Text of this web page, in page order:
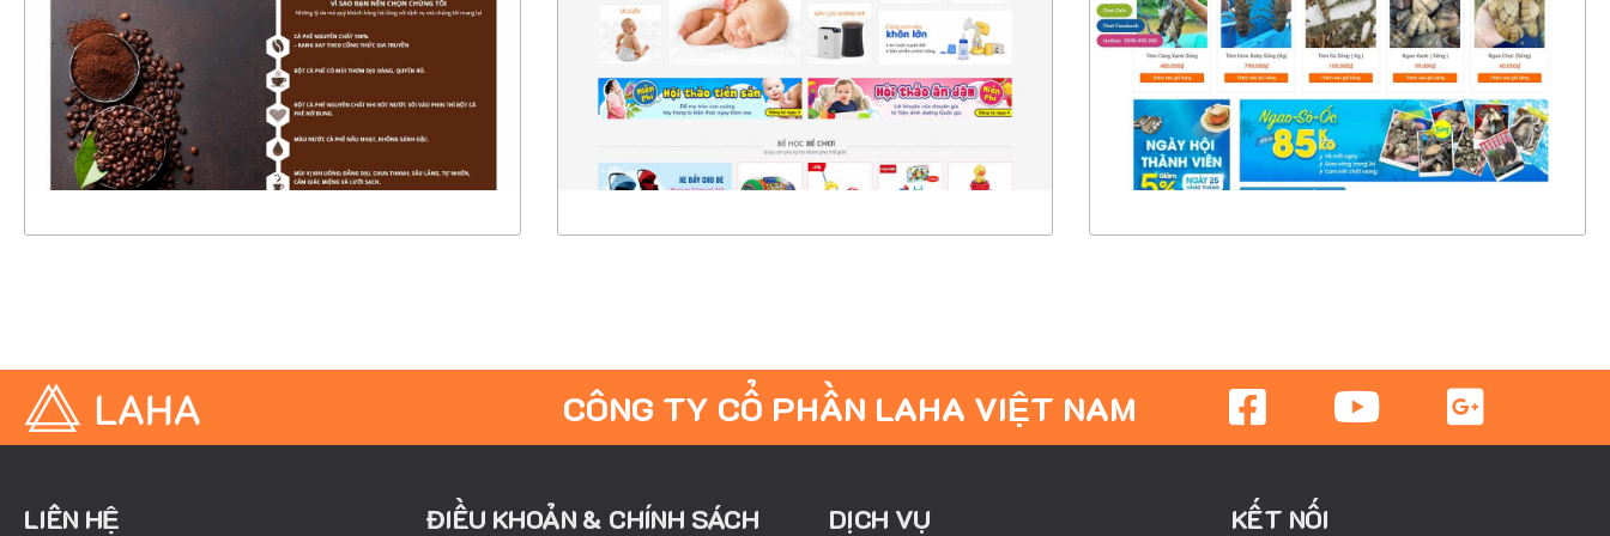
CHI TIẾT
XEM THỰC TẾ
CHI TIẾT
XEM THỰC TẾ
CHI TIẾT
XEM THỰC TẾ
CÔNG TY CỔ PHẦN LAHA VIỆT NAM
LIÊN HỆ ĐIỀU KHOẢN & CHÍNH SÁCH DỊCH VỤ KẾT NỐI